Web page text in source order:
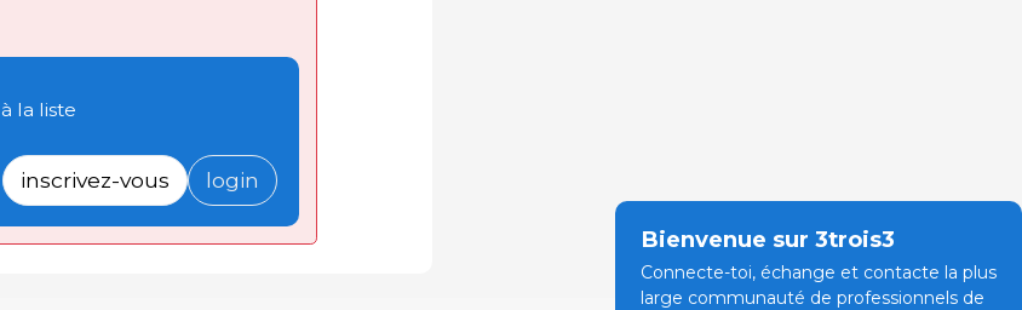
la liste
inscrivez-vous login
Bienvenue sur 3trois3
Connecte-toi, échange et contacte la plus
large communauté de professionnels de